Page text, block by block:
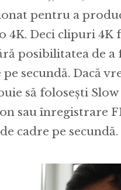
pentru a
4K. Deci clipuri 4K
posibilitatea de a
secundă. Dacă
să folosești Slow
sau înregistrare
cadre pe secundă.